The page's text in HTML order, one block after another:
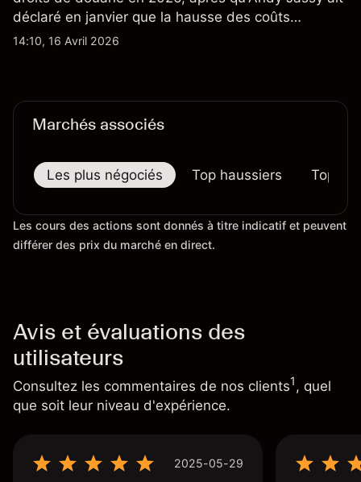
déclaré en janvier que la hausse des coûts
d'importation commençait à se répercuter sur
14:10, 16 Avril 2026
Marchés associés
Les plus négociés Top haussiers Top
Les cours des actions sont donnés à titre indicatif et peuvent
différer des prix du marché en direct.
Avis et évaluations des
utilisateurs
Consultez les commentaires de nos clients1, quel
que soit leur niveau d'expérience.
2025-05-29